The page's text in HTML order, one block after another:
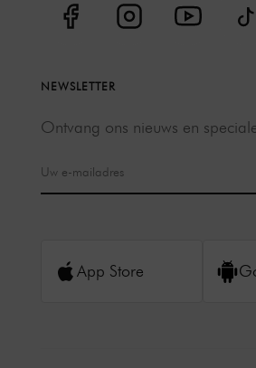
NEWSLETTER
Ontvang ons nieuws en
App Store